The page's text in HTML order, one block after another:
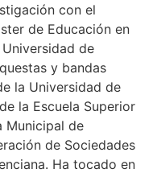
con el
de Educación en
de
y bandas
la Universidad de
la Escuela Superior
Municipal de
de Sociedades
Ha tocado en